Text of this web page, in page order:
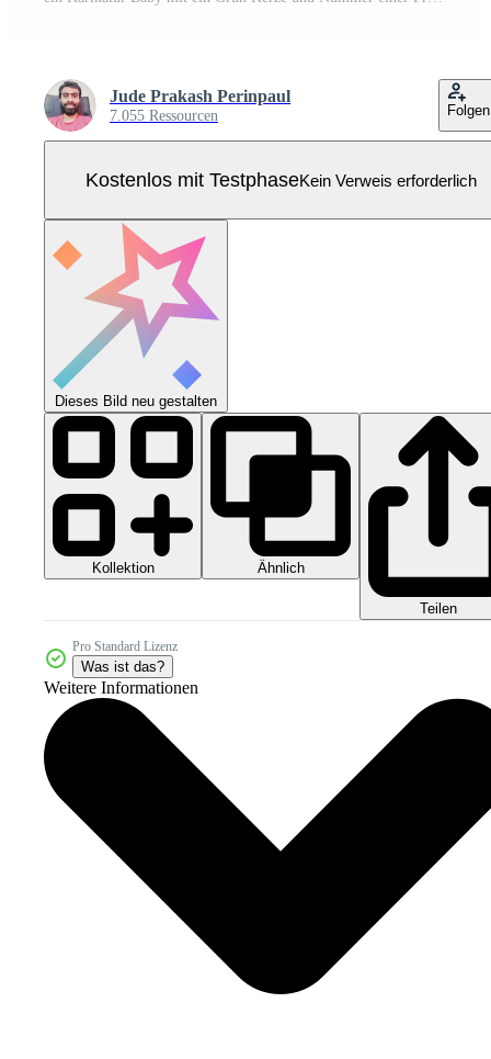
Jude Prakash Perinpaul
7.055 Ressourcen Folgen
Kostenlos mit TestphaseKein Verweis erforderlich
Dieses Bild neu gestalten
Kollektion Ähnlich
Teilen
Pro Standard Lizenz
Was ist das?
Weitere Informationen